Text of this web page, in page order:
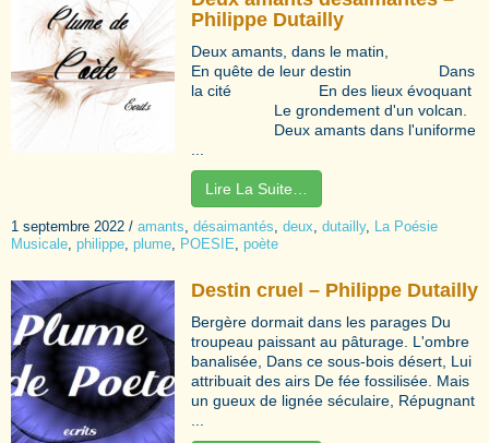
Philippe Dutailly
Deux amants, dans le matin,
En quête de leur destin Dans
la cité En des lieux évoquant
Le grondement d'un volcan.
Deux amants dans l'uniforme
Lire La Suite…
1 septembre 2022 / amants désaimantés deux dutailly,
La Poésie
Musicale philippe plume POESIE poète
Destin cruel – Philippe Dutailly
Bergère dormait dans les parages Du
troupeau paissant au pâturage. L'ombre
banalisée, Dans ce sous-bois désert, Lui
attribuait des airs De fée fossilisée. Mais
un gueux de lignée séculaire, Répugnant